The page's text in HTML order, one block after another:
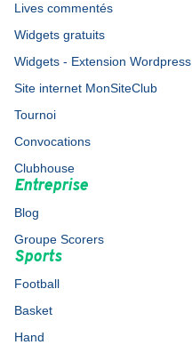
Lives commentés
Widgets gratuits
Widgets - Extension Wordpress
Site internet MonSiteClub
Tournoi
Convocations
Clubhouse
Entreprise
Blog
Groupe Scorers
Sports
Football
Basket
Hand